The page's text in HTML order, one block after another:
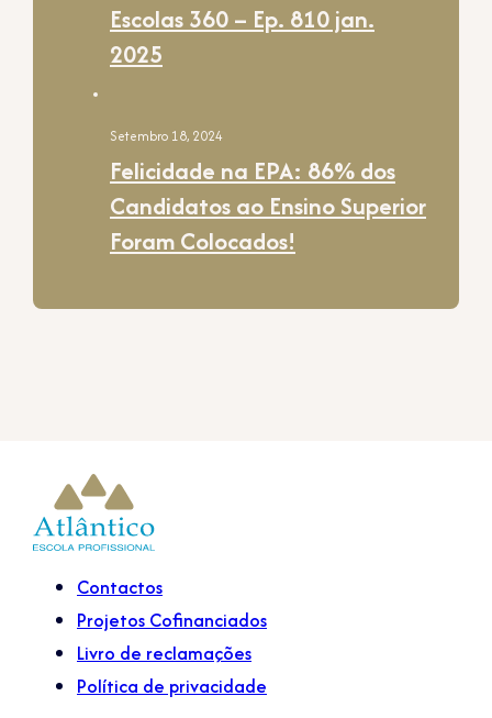
Escolas 360 – Ep. 810 jan.
2025
Setembro 18, 2024
Felicidade na EPA: 86% dos
Candidatos ao Ensino Superior
Foram Colocados!
Contactos
Projetos Cofinanciados
Livro de reclamações
Política de privacidade